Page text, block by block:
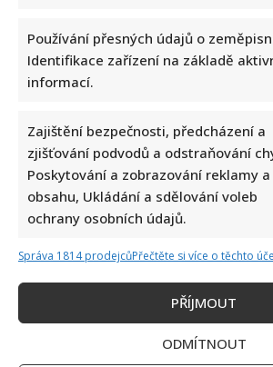
Používání přesných údajů o
Identifikace zařízení na základě
informací.
Zajištění bezpečnosti, předcházení a
zjišťování podvodů a odstraňování
Poskytování a zobrazování reklamy a
obsahu, Ukládání a sdělování voleb
ochrany osobních údajů.
Správa 1814 prodejcůPřečtěte si více o těchto
PŘÍJMOUT
ODMÍTNOUT
Napsat komentář
Vaše e-mailová adresa nebude